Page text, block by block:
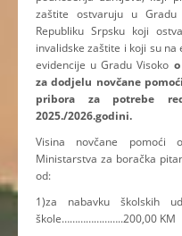
zaštite ostvaruju u
Republiku Srpsku koji
invalidske zaštite i koji su
evidencije u Gradu Visoko
za dodjelu novčane
pribora za potrebe
2025./2026.godini.
Visina novčane pomoći
Ministarstva za boračka
od:
1)za nabavku školskih
škole…………………..200,00 KM